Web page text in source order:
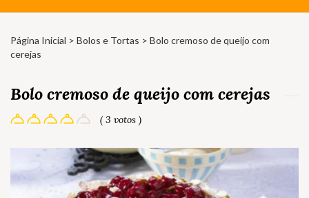
Página Inicial > Bolos e Tortas > Bolo cremoso de queijo com
cerejas
Bolo cremoso de queijo com cerejas
( 3 votos )